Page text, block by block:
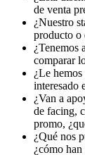
de venta
¿Nuestro
producto o
¿Tenemos
comparar
¿Le
interesado
¿Van a
de facing,
promo,
¿Qué nos
¿cómo